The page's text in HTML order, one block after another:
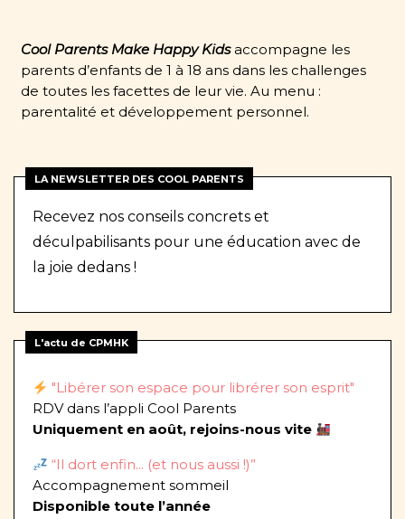
Cool Parents Make Happy Kidsaccompagne les
parents d’enfants de 1 à 18 ans dans les challenges
de toutes les facettes de leur vie. Au menu :
parentalité et développement personnel.
LA NEWSLETTER DES COOL PARENTS
Recevez nos conseils concrets et
déculpabilisants pour une éducation avec de
la joie dedans !
L'actu de CPMHK
"Libérer son espace pour librérer son esprit"
RDV dans l’appli Cool Parents
Uniquement en août, rejoins-nous vite
“Il dort enfin... (et nous aussi !)”
Accompagnement sommeil
Disponible toute l’année